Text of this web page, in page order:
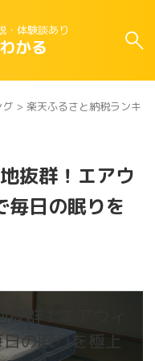
・体験談あり
かる
> 楽天ふるさと納税ランキン
抜群！エアウ
毎日の眠りを
群！エアウィ
の眠りを極上